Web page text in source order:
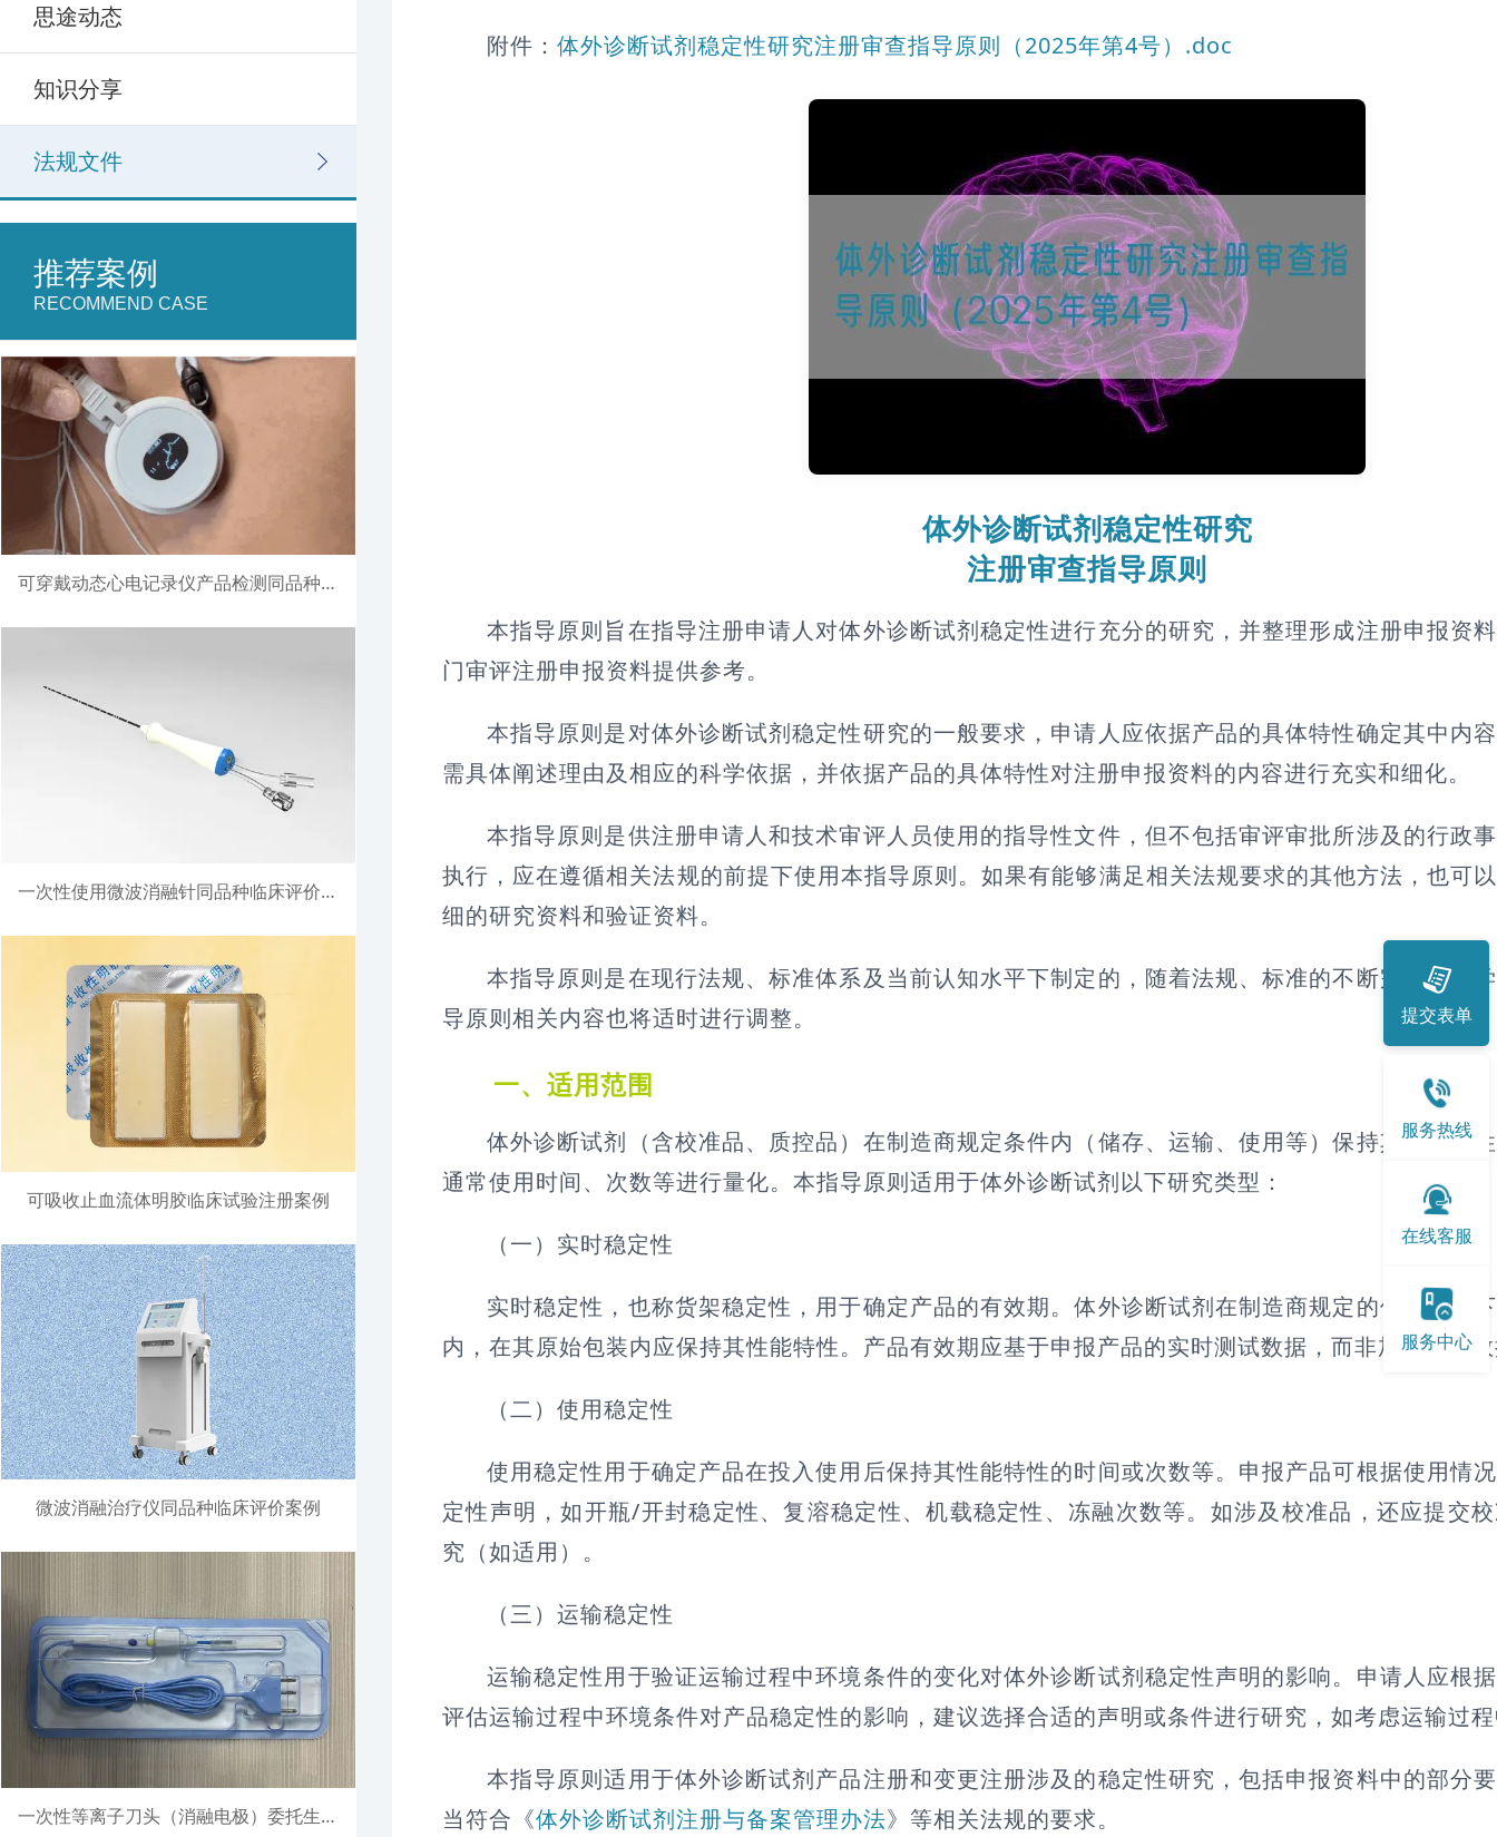
思途动态
知识分享
法规文件
推荐案例
RECOMMEND CASE
可穿戴动态心电记录仪产品检测同品种比对注册案例
一次性使用微波消融针同品种临床评价注册案例
可吸收止血流体明胶临床试验注册案例
微波消融治疗仪同品种临床评价案例
一次性等离子刀头（消融电极）委托生产注册案例
附件： 体外诊断试剂稳定性研究注册审查指导原则（2025年第4号）.doc
体外诊断试剂稳定性研究
注册审查指导原则
本指导原则旨在指导注册申请人对体外诊断试剂稳定性进行充分的研究，并整理形成注册申报资
门审评注册申报资料提供参考。
本指导原则是对体外诊断试剂稳定性研究的一般要求，申请人应依据产品的具体特性确定其中内
需具体阐述理由及相应的科学依据，并依据产品的具体特性对注册申报资料的内容进行充实和细化。
本指导原则是供注册申请人和技术审评人员使用的指导性文件，但不包括审评审批所涉及的行政
执行，应在遵循相关法规的前提下使用本指导原则。如果有能够满足相关法规要求的其他方法，也可
细的研究资料和验证资料。
本指导原则是在现行法规、标准体系及当前认知水平下制定的，随着法规、标准的不断完善和科
导原则相关内容也将适时进行调整。
一、适用范围
体外诊断试剂（含校准品、质控品）在制造商规定条件内（储存、运输、使用等）保持其性能特
通常使用时间、次数等进行量化。本指导原则适用于体外诊断试剂以下研究类型：
（一）实时稳定性
实时稳定性，也称货架稳定性，用于确定产品的有效期。体外诊断试剂在制造商规定的储存条件
内，在其原始包装内应保持其性能特性。产品有效期应基于申报产品的实时测试数据，而非加速研究
（二）使用稳定性
使用稳定性用于确定产品在投入使用后保持其性能特性的时间或次数等。申报产品可根据使用情
定性声明，如开瓶/开封稳定性、复溶稳定性、机载稳定性、冻融次数等。如涉及校准品，还应提交
究（如适用）。
（三）运输稳定性
运输稳定性用于验证运输过程中环境条件的变化对体外诊断试剂稳定性声明的影响。申请人应根
评估运输过程中环境条件对产品稳定性的影响，建议选择合适的声明或条件进行研究，如考虑运输过
本指导原则适用于体外诊断试剂产品注册和变更注册涉及的稳定性研究，包括申报资料中的部分
当符合《体外诊断试剂注册与备案管理办法》等相关法规的要求。
提交表单
服务热线
在线客服
服务中心